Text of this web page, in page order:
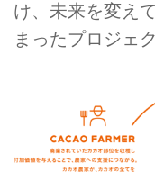
け、未来を変え
まったプロジェ